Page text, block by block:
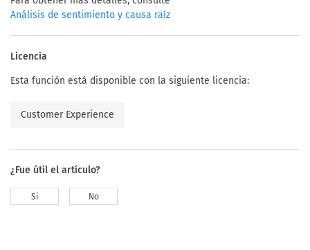
Análisis de sentimiento y causa raíz
Licencia
Esta función está disponible con la siguiente licencia:
Customer Experience
¿Fue útil el artículo?
Si No